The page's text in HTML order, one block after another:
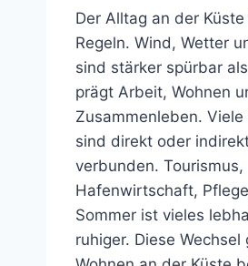
Der Alltag an der
Regeln. Wind, Wetter
sind stärker spürbar
prägt Arbeit, Wohnen
Zusammenleben.
sind direkt oder
verbunden. Tourismus,
Hafenwirtschaft,
Sommer ist vieles
ruhiger. Diese Wechsel